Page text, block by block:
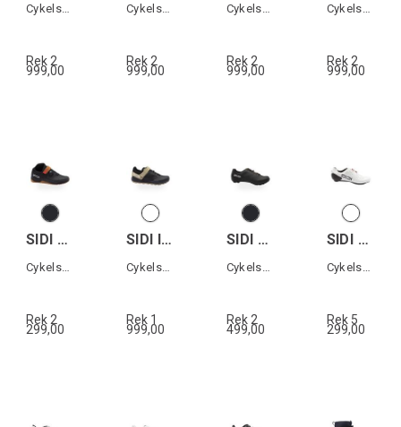
Cykelsko landsväg dam
Rek 2
999,00
Cykelsko landsväg
Rek 2
999,00
Rek 2
999,00
Rek 2
999,00
SIDI DESCENTIO
Cykelsko All terrain
Rek 2
299,00
SIDI INDOMITA
Cykelsko All terrain
Rek 1
999,00
SIDI ASPER LACES
Cykelsko Grusväg
Rek 2
499,00
SIDI SHOT 3
Cykelsko landsväg
Rek 5
299,00